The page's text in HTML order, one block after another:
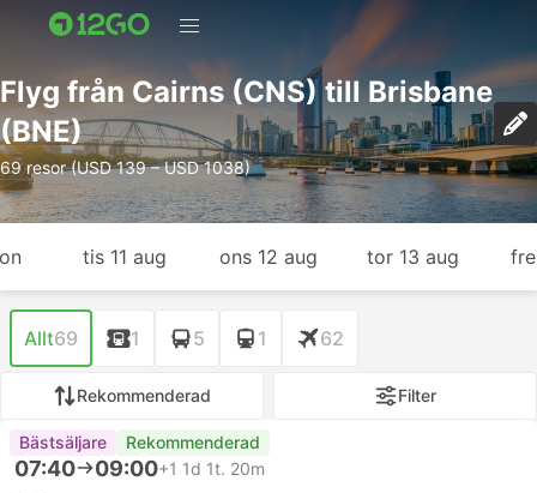
Flyg från Cairns (CNS) till Brisbane
(BNE)
69 resor (USD 139 – USD 1038)
tis 11 aug ons 12 aug tor 13 aug
Allt69 1 5 1 62
Rekommenderad Filter
Bästsäljare Rekommenderad
07:40 09:00+1 1d 1t. 20m